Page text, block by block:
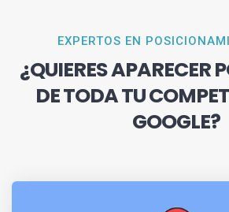
EXPERTOS EN
¿QUIERES APARECER
DE TODA TU
GOOGLE?